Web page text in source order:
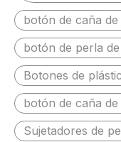
botón de caña
botón de perla
Botones de
botón de caña
Sujetadores de